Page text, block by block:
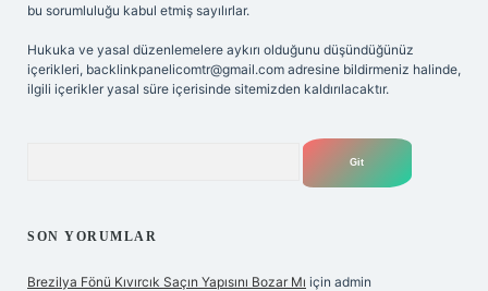
bu sorumluluğu kabul etmiş sayılırlar.
Hukuka ve yasal düzenlemelere aykırı olduğunu düşündüğünüz
içerikleri, backlinkpanelicomtr@gmail.com adresine bildirmeniz halinde,
ilgili içerikler yasal süre içerisinde sitemizden kaldırılacaktır.
SON YORUMLAR
Brezilya Fönü Kıvırcık Saçın Yapısını Bozar Mı için admin